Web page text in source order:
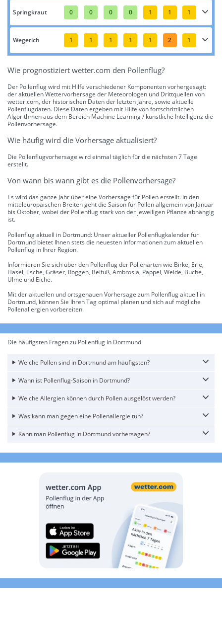
Springkraut 0 0 0 0 1 1 1
Wegerich 1 1 1 1 1 2 1
Wie prognostiziert wetter.com den Pollenflug?
Der Pollenflug wird mit Hilfe verschiedener Komponenten vorhergesagt:
der aktuellen Wettervorhersage der Meteorologen und Drittquellen von
wetter.com, der historischen Daten der letzten Jahre, sowie aktuelle
Pollenflugdaten. Diese Daten ergeben mit Hilfe von fortschrittlichen
Algorithmen aus dem Bereich Machine Learning / künstliche Intelligenz die
Pollenvorhersage.
Wie häufig wird die Vorhersage aktualisiert?
Die Pollenflugvorhersage wird einmal täglich für die nächsten 7 Tage
erstellt.
Von wann bis wann gibt es die Pollenvorhersage?
Es wird das ganze Jahr über eine Vorhersage für Pollen erstellt. In den
mitteleuropäischen Breiten geht die Saison für Pollen allgemein von Januar
bis Oktober, wobei der Pollenflug stark von der jeweiligen Pflanze abhängig
ist.
Pollenflug aktuell in Dortmund: Unser aktueller Pollenflugkalender für
Dortmund bietet Ihnen stets die neuesten Informationen zum aktuellen
Pollenflug in Ihrer Region.
Informieren Sie sich über den Pollenflug der Pollenarten wie Birke, Erle,
Hasel, Esche, Gräser, Roggen, Beifuß, Ambrosia, Pappel, Weide, Buche,
Ulme und Eiche.
Mit der aktuellen und ortsgenauen Vorhersage zum Pollenflug aktuell in
Dortmund, können Sie Ihren Tag optimal planen und sich auf mögliche
Pollenallergien vorbereiten.
Die häufigsten Fragen zu Pollenflug in Dortmund
Welche Pollen sind in Dortmund am häufigsten?
Wann ist Pollenflug-Saison in Dortmund?
Welche Allergien können durch Pollen ausgelöst werden?
Was kann man gegen eine Pollenallergie tun?
Kann man Pollenflug in Dortmund vorhersagen?